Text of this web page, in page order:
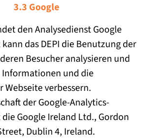
3.3 Google
den Analysedienst Google
das DEPI die Benutzung der
Besucher analysieren und
Informationen und die
Webseite verbessern.
der Google-Analytics-
Google Ireland Ltd., Gordon
Dublin 4, Ireland.